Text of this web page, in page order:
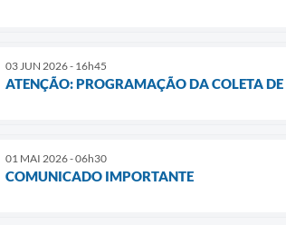
03 JUN 2026 - 16h45
ATENÇÃO: PROGRAMAÇÃO DA COLETA
01 MAI 2026 - 06h30
COMUNICADO IMPORTANTE